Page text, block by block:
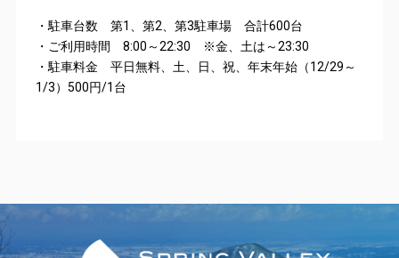
・駐車台数 第1、第2、第3駐車場 合計600台
・ご利用時間 8:00～22:30 ※金、土は～23:30
・駐車料金 平日無料、土、日、祝、年末年始（12/29～
1/3）500円/1台